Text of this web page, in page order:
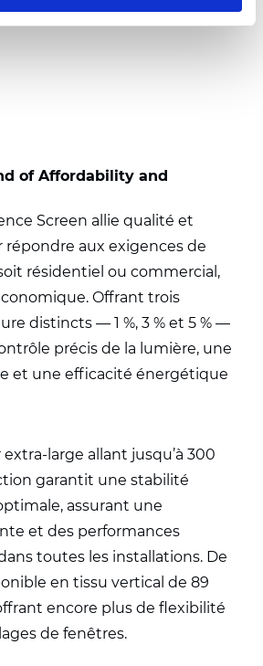
of Affordability and
Screen allie qualité et
répondre aux exigences de
résidentiel ou commercial,
Offrant trois
distincts — 1 %, 3 % et 5 % —
précis de la lumière, une
et une efficacité énergétique
large allant jusqu’à 300
garantit une stabilité
assurant une
et des performances
toutes les installations. De
en tissu vertical de 89
encore plus de flexibilité
de fenêtres.